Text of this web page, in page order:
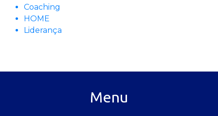
Coaching
HOME
Liderança
Menu